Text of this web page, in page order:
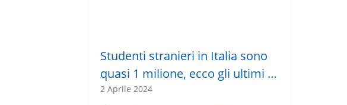
Studenti stranieri in Italia sono
quasi 1 milione, ecco gli ultimi …
2 Aprile 2024